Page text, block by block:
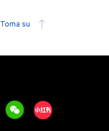
Torna su
WeechatXiaohongshu/